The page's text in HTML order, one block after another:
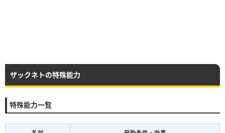
ザックネトの特殊能力
特殊能力一覧